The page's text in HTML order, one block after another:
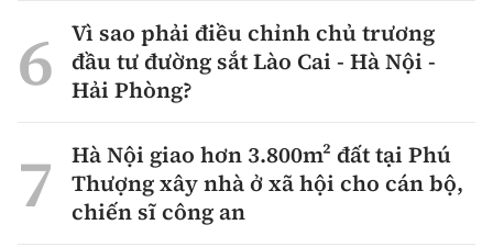
Vì sao phải điều chỉnh chủ trương
đầu tư đường sắt Lào Cai - Hà Nội -
Hải Phòng?
Hà Nội giao hơn 3.800m² đất tại Phú
Thượng xây nhà ở xã hội cho cán bộ,
chiến sĩ công an